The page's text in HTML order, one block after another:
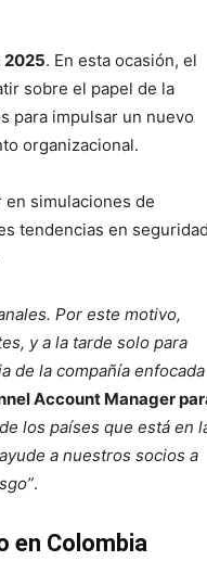
2025. En esta ocasión, el
sobre el papel de la
para impulsar un nuevo
organizacional.
simulaciones de
tendencias en seguridad
Por este motivo,
y a la tarde solo para
de la compañía enfocada
Account Manager
los países que está en
a nuestros socios a
.
en Colombia